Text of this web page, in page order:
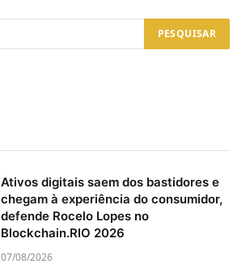
Ativos digitais saem dos bastidores e
chegam à experiência do consumidor,
defende Rocelo Lopes no
Blockchain.RIO 2026
07/08/2026